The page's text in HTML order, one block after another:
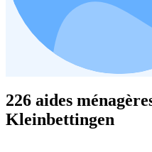
226 aides
Kleinbettingen